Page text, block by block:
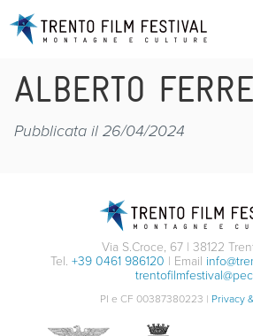
ALBERTO
Pubblicata il 26/04/2024
Via S.Croce, 67 | 38122
Tel. +39 0461 986120 | Email
PI e CF 00387380223 | Privacy